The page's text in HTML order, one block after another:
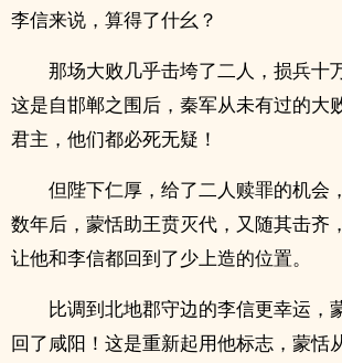
李信来说，算得了什幺？
那场大败几乎击垮了二人，损兵十
这是自邯郸之围后，秦军从未有过的大
君主，他们都必死无疑！
但陛下仁厚，给了二人赎罪的机会
数年后，蒙恬助王贲灭代，又随其击齐
让他和李信都回到了少上造的位置。
比调到北地郡守边的李信更幸运，
回了咸阳！这是重新起用他标志，蒙恬